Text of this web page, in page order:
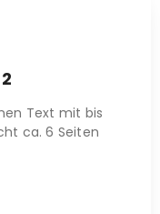
Text mit bis
ca. 6 Seiten